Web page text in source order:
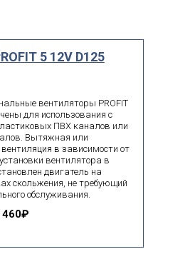
5 12V D125
вентиляторы PROFIT
для использования с
ПВХ каналов или
Вытяжная или
в зависимости от
вентилятора в
двигатель на
скольжения, не требующий
обслуживания.